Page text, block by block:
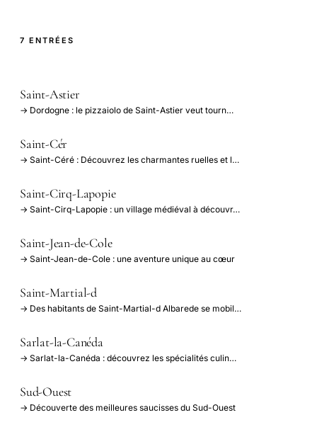
7 ENTRÉES
Saint-Astier
→ Dordogne : le pizzaiolo de Saint-Astier veut tourn…
Saint-Cér
→ Saint-Céré : Découvrez les charmantes ruelles et l…
Saint-Cirq-Lapopie
→ Saint-Cirq-Lapopie : un village médiéval à découvr…
Saint-Jean-de-Cole
→ Saint-Jean-de-Cole : une aventure unique au cœur
Saint-Martial-d
→ Des habitants de Saint-Martial-d Albarede se mobil…
Sarlat-la-Canéda
→ Sarlat-la-Canéda : découvrez les spécialités culin…
Sud-Ouest
→ Découverte des meilleures saucisses du Sud-Ouest